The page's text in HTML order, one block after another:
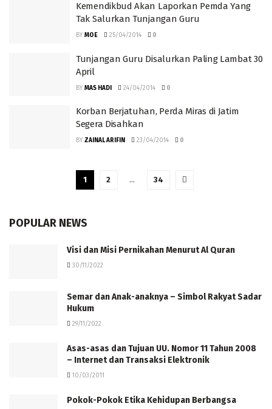
Kemendikbud Akan Laporkan Pemda Yang
Tak Salurkan Tunjangan Guru
BY MOE 25/04/2014 0
Tunjangan Guru Disalurkan Paling Lambat 30
April
BY MAS HADI 24/04/2014 0
Korban Berjatuhan, Perda Miras di Jatim
Segera Disahkan
BY ZAINAL ARIFIN 23/04/2014 0
1 2 … 34
POPULAR NEWS
Visi dan Misi Pernikahan Menurut Al Quran
30/11/2022
Semar dan Anak-anaknya – Simbol Rakyat Sadar
Hukum
29/11/2022
Asas-asas dan Tujuan UU. Nomor 11 Tahun 2008
– Internet dan Transaksi Elektronik
10/03/2011
Pokok-Pokok Etika Kehidupan Berbangsa